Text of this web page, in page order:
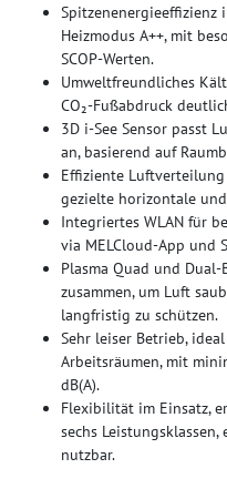
Spitzenenergieeffizienz
Heizmodus A++, mit
SCOP‑Werten.
Umweltfreundliches
CO₂‑Fußabdruck
3D i‑See Sensor passt
an, basierend auf
Effiziente
gezielte horizontale
Integriertes WLAN für
via MELCloud‑App und
Plasma Quad und
zusammen, um Luft
langfristig zu schützen.
Sehr leiser Betrieb,
Arbeitsräumen, mit
dB(A).
Flexibilität im Einsatz,
sechs
nutzbar.